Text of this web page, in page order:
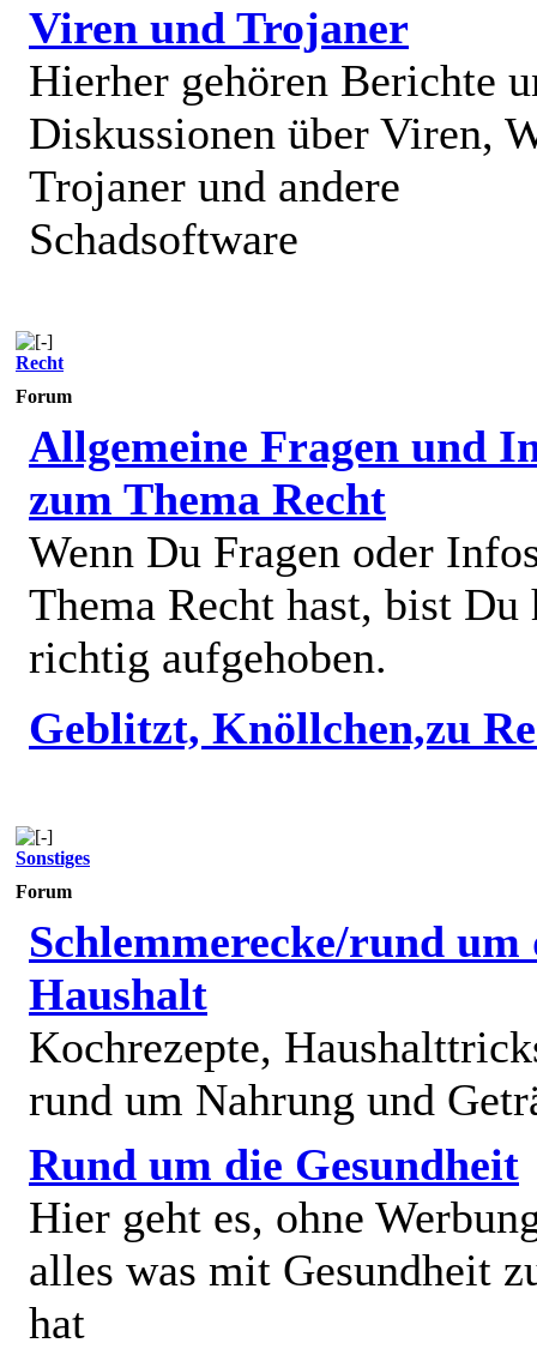
Viren und Trojaner
Hierher gehören Berichte
Diskussionen über Viren,
Trojaner und andere
Schadsoftware
Recht
Forum
Allgemeine Fragen und
zum Thema Recht
Wenn Du Fragen oder
Thema Recht hast, bist Du
richtig aufgehoben.
Geblitzt, Knöllchen,zu
Sonstiges
Forum
Schlemmerecke/rund um
Haushalt
Kochrezepte,
rund um Nahrung und
Rund um die Gesundheit
Hier geht es, ohne
alles was mit Gesundheit
hat